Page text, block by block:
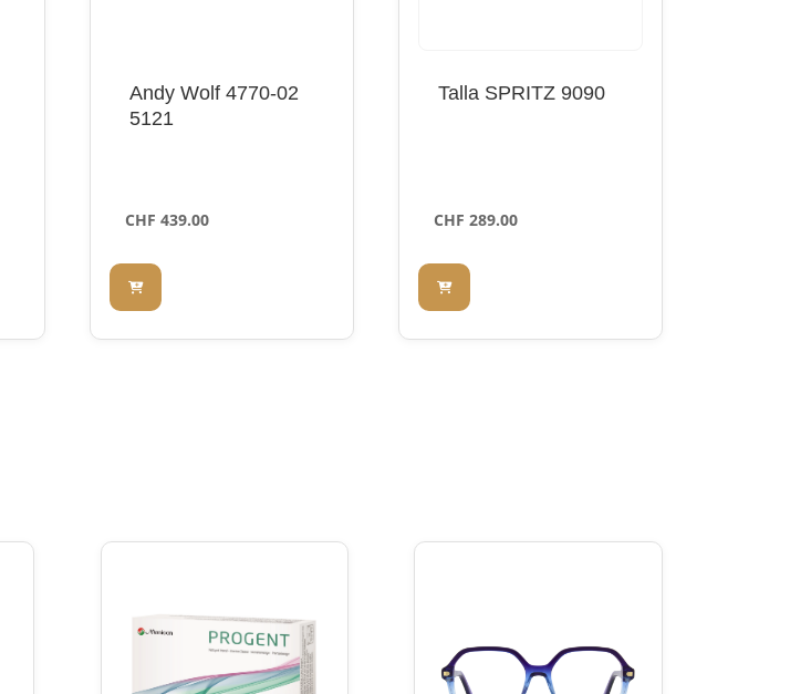
Andy Wolf 4770-02
5121
CHF 439.00
Talla SPRITZ 9090
CHF 289.00